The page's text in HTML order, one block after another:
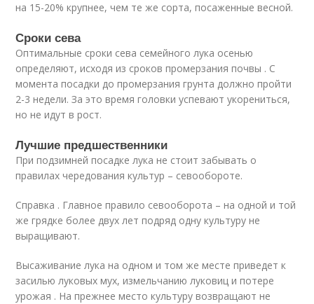
на 15-20% крупнее, чем те же сорта, посаженные весной.
Сроки сева
Оптимальные сроки сева семейного лука осенью
определяют, исходя из сроков промерзания почвы . С
момента посадки до промерзания грунта должно пройти
2-3 недели. За это время головки успевают укорениться,
но не идут в рост.
Лучшие предшественники
При подзимней посадке лука не стоит забывать о
правилах чередования культур – севообороте.
Справка . Главное правило севооборота – на одной и той
же грядке более двух лет подряд одну культуру не
выращивают.
Высаживание лука на одном и том же месте приведет к
засилью луковых мух, измельчанию луковиц и потере
урожая . На прежнее место культуру возвращают не